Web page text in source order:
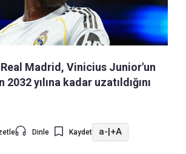
Madrid, Vinicius Junior'un
yılına kadar uzatıldığını
Dinle Kaydet a-|+A